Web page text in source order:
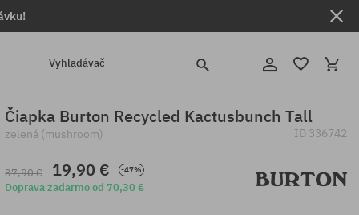
Vyhladávač
Čiapka Burton Recycled Kactusbunch Tall
zelená (mushroom) ID 336742
37,90 € 19,90 € -47%
Doprava zadarmo od 70,30 €